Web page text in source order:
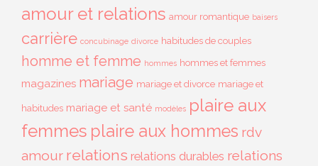
amour et relations amour romantique baisers
carrière concubinage divorce habitudes de couples
homme et femme hommes hommes et femmes
magazines mariage mariage et divorce mariage et
habitudes mariage et santé modèles plaire aux
femmes plaire aux hommes rdv
amour relations relations durables relations